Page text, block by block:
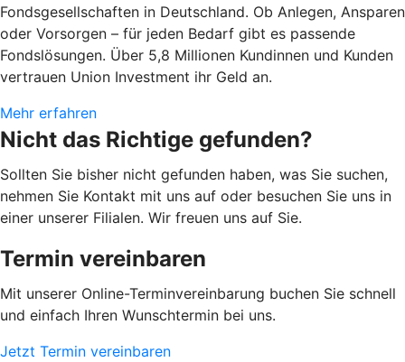
Fondsgesellschaften in Deutschland. Ob Anlegen, Ansparen
oder Vorsorgen – für jeden Bedarf gibt es passende
Fondslösungen. Über 5,8 Millionen Kundinnen und Kunden
vertrauen Union Investment ihr Geld an.
Mehr erfahren
Nicht das Richtige gefunden?
Sollten Sie bisher nicht gefunden haben, was Sie suchen,
nehmen Sie Kontakt mit uns auf oder besuchen Sie uns in
einer unserer Filialen. Wir freuen uns auf Sie.
Termin vereinbaren
Mit unserer Online-Terminvereinbarung buchen Sie schnell
und einfach Ihren Wunschtermin bei uns.
Jetzt Termin vereinbaren